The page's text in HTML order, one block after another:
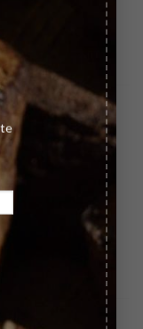
mündiga 330ml